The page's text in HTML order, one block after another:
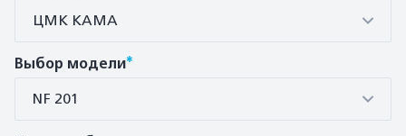
ЦМК КАМА
Выбор модели*
NF 201